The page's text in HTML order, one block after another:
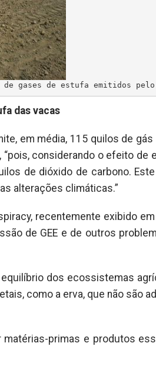
gases de estufa emitidos
das vacas
em média, 115 quilos de
considerando o efeito de
de dióxido de carbono.
alterações climáticas.”
recentemente exibido
de GEE e de outros
dos ecossistemas
como a erva, que não são
primas e produtos